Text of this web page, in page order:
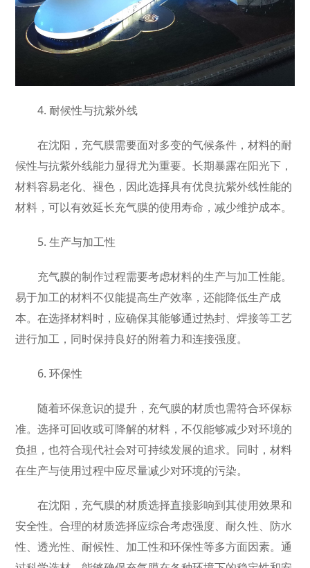
4. 耐候性与抗紫外线
在沈阳，充气膜需要面对多变的气候条件，材料的耐
候性与抗紫外线能力显得尤为重要。长期暴露在阳光下，
材料容易老化、褪色，因此选择具有优良抗紫外线性能的
材料，可以有效延长充气膜的使用寿命，减少维护成本。
5. 生产与加工性
充气膜的制作过程需要考虑材料的生产与加工性能。
易于加工的材料不仅能提高生产效率，还能降低生产成
本。在选择材料时，应确保其能够通过热封、焊接等工艺
进行加工，同时保持良好的附着力和连接强度。
6. 环保性
随着环保意识的提升，充气膜的材质也需符合环保标
准。选择可回收或可降解的材料，不仅能够减少对环境的
负担，也符合现代社会对可持续发展的追求。同时，材料
在生产与使用过程中应尽量减少对环境的污染。
在沈阳，充气膜的材质选择直接影响到其使用效果和
安全性。合理的材质选择应综合考虑强度、耐久性、防水
性、透光性、耐候性、加工性和环保性等多方面因素。通